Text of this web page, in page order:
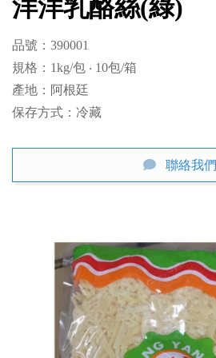
洋洋乳酪絲(綠)
品號：390001
規格：1kg/包 ‧ 10包/箱
產地：阿根廷
保存方式：冷藏
聯絡我們